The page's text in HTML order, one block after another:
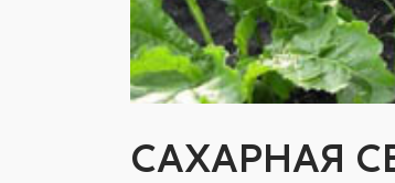
САХАРНАЯ